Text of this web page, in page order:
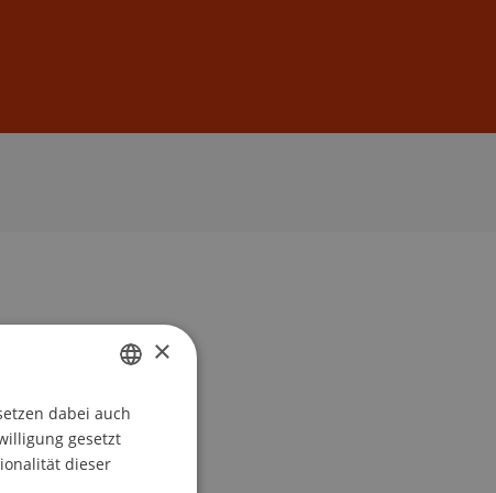
GERMAN
ENGLISH
×
dabei auch
gesetzt
dieser